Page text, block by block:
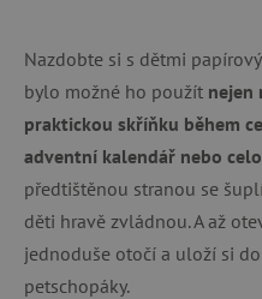
Nazdobte si s dětmi
bylo možné ho použít nejen
praktickou skříňku během
adventní kalendář nebo
předtištěnou stranou se
děti hravě zvládnou. A až
jednoduše otočí a uloží si
petschopáky.